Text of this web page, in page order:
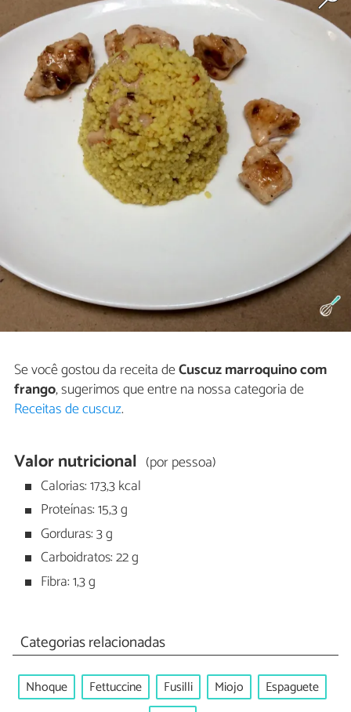
Se você gostou da receita deCuscuz marroquino com
frango, sugerimos que entre na nossa categoria de
Receitas de cuscuz.
Valor nutricional (por pessoa)
Calorias: 173,3 kcal
Proteínas: 15,3 g
Gorduras: 3 g
Carboidratos: 22 g
Fibra: 1,3 g
Categorias relacionadas
Nhoque Fettuccine Fusilli Miojo
Espaguete